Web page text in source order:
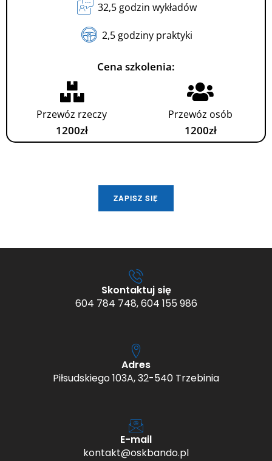
32,5 godzin wykładów
2,5 godziny praktyki
Cena szkolenia:
Przewóz rzeczy
1200zł
Przewóz osób
1200zł
ZAPISZ SIĘ
Skontaktuj się
604 784 748, 604 155 986
Adres
Piłsudskiego 103A, 32-540 Trzebinia
E-mail
kontakt@oskbando.pl